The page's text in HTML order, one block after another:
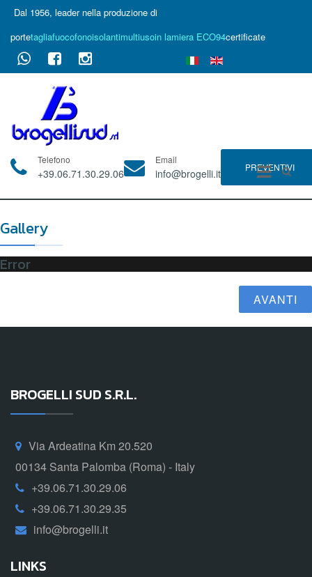
Dal 1956, leader nella produzione di
portetagliafuocofonoisolantimultiusoin lamiera ECO94certificate
Telefono
+39.06.71.30.29.06
Email
info@brogelli.it PREVENTIVI
Gallery
Error
AVANTI
BROGELLI SUD S.R.L.
Via Ardeatina Km 20.520
00134 Santa Palomba (Roma) - Italy
+39.06.71.30.29.06
+39.06.71.30.29.35
info@brogelli.it
LINKS